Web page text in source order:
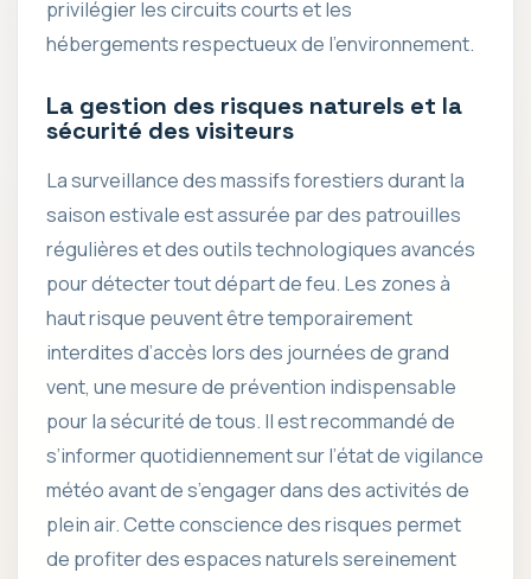
privilégier les circuits courts et les
hébergements respectueux de l’environnement.
La gestion des risques naturels et la
sécurité des visiteurs
La surveillance des massifs forestiers durant la
saison estivale est assurée par des patrouilles
régulières et des outils technologiques avancés
pour détecter tout départ de feu. Les zones à
haut risque peuvent être temporairement
interdites d’accès lors des journées de grand
vent, une mesure de prévention indispensable
pour la sécurité de tous. Il est recommandé de
s’informer quotidiennement sur l’état de vigilance
météo avant de s’engager dans des activités de
plein air. Cette conscience des risques permet
de profiter des espaces naturels sereinement